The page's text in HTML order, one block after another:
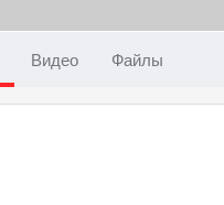
Видео Файлы